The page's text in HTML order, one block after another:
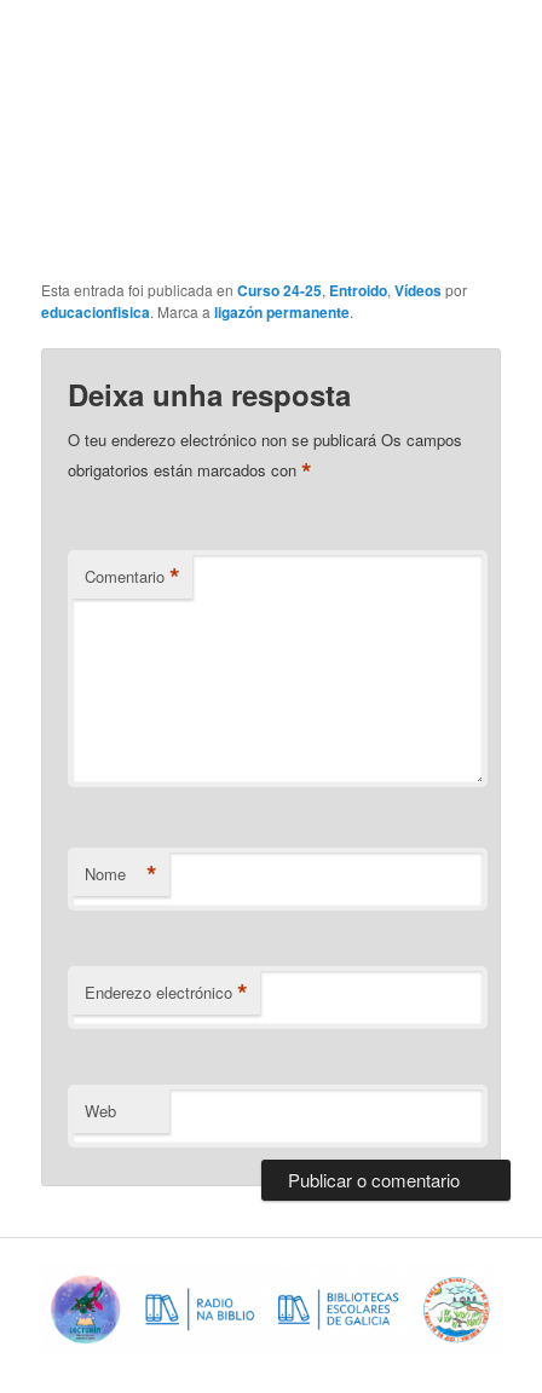
Esta entrada foi publicada enCurso 24-25, Entroido,Vídeospor
educacionfisica. Marca aligazón permanente.
Deixa unha resposta
O teu enderezo electrónico non se publicará Os campos
obrigatorios están marcados con*
Comentario *
Nome *
Enderezo electrónico *
Web